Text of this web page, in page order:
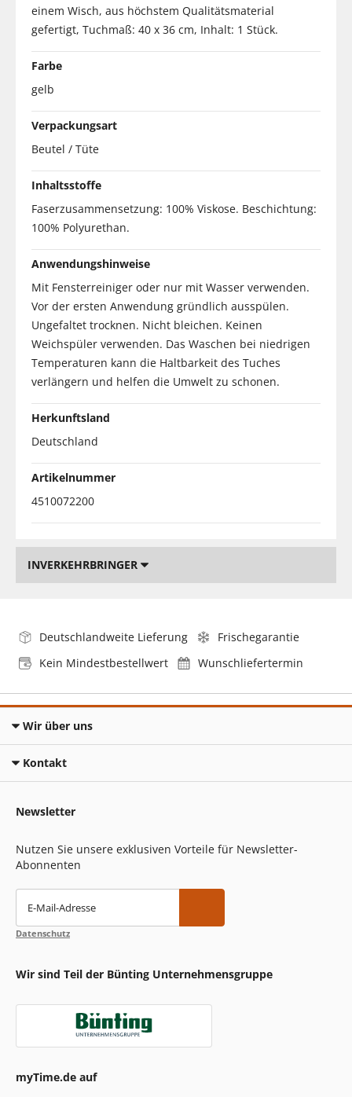
einem Wisch, aus höchstem Qualitätsmaterial
gefertigt, Tuchmaß: 40 x 36 cm, Inhalt: 1 Stück.
Farbe
gelb
Verpackungsart
Beutel / Tüte
Inhaltsstoffe
Faserzusammensetzung: 100% Viskose. Beschichtung:
100% Polyurethan.
Anwendungshinweise
Mit Fensterreiniger oder nur mit Wasser verwenden.
Vor der ersten Anwendung gründlich ausspülen.
Ungefaltet trocknen. Nicht bleichen. Keinen
Weichspüler verwenden. Das Waschen bei niedrigen
Temperaturen kann die Haltbarkeit des Tuches
verlängern und helfen die Umwelt zu schonen.
Herkunftsland
Deutschland
Artikelnummer
4510072200
INVERKEHRBRINGER
Deutschlandweite Lieferung
Frischegarantie
Kein Mindestbestellwert
Wunschliefertermin
Wir über uns
Kontakt
Newsletter
Nutzen Sie unsere exklusiven Vorteile für Newsletter-
Abonnenten
E-Mail-Adresse
Datenschutz
Wir sind Teil der Bünting Unternehmensgruppe
myTime.de auf